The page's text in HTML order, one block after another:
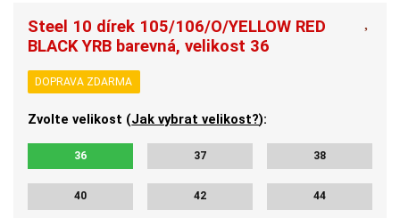
Steel 10 dírek 105/106/O/YELLOW RED
BLACK YRB barevná, velikost 36
DOPRAVA ZDARMA
Zvolte velikost (Jak vybrat velikost?):
36 37 38
40 42 44